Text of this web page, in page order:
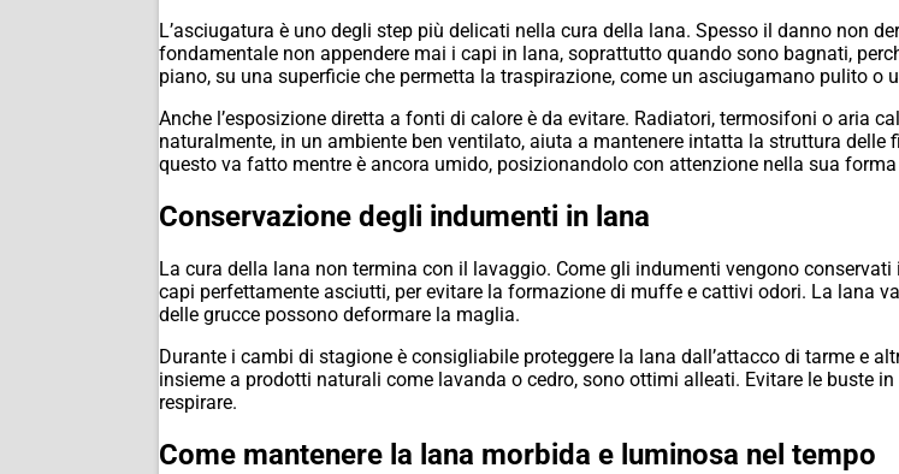
L’asciugatura è uno degli step più delicati nella cura della lana. Spesso il danno non
fondamentale non appendere mai i capi in lana, soprattutto quando sono bagnati,
piano, su una superficie che permetta la traspirazione, come un asciugamano pulito o
Anche l’esposizione diretta a fonti di calore è da evitare. Radiatori, termosifoni o aria
naturalmente, in un ambiente ben ventilato, aiuta a mantenere intatta la struttura
questo va fatto mentre è ancora umido, posizionandolo con attenzione nella sua
Conservazione degli indumenti in lana
La cura della lana non termina con il lavaggio. Come gli indumenti vengono
capi perfettamente asciutti, per evitare la formazione di muffe e cattivi odori. La lana
delle grucce possono deformare la maglia.
Durante i cambi di stagione è consigliabile proteggere la lana dall’attacco di tarme e
insieme a prodotti naturali come lavanda o cedro, sono ottimi alleati. Evitare le buste
respirare.
Come mantenere la lana morbida e luminosa nel tempo